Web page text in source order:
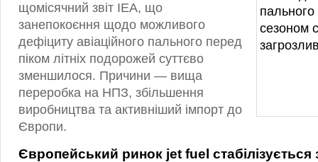
щомісячний звіт IEA, що
занепокоєння щодо можливого
дефіциту авіаційного пального перед
піком літніх подорожей суттєво
зменшилося. Причини — вища
переробка на НПЗ, збільшення
виробництва та активніший імпорт до
Європи.
Європейський ринок jet fuel стабілізується